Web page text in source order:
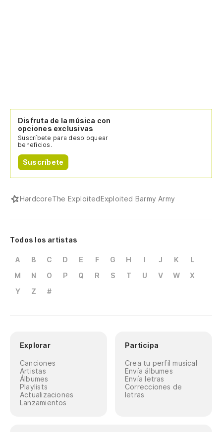
Disfruta de la música con
opciones exclusivas
Suscríbete para desbloquear
beneficios.
Suscríbete
HardcoreThe ExploitedExploited Barmy Army
Todos los artistas
A B C D E F G H I J K
L
M
N O P Q R S T U V W
X
Y
Z #
Explorar
Canciones
Artistas
Álbumes
Playlists
Actualizaciones
Lanzamientos
Participa
Crea tu perfil musical
Envía álbumes
Envía letras
Correcciones de
letras